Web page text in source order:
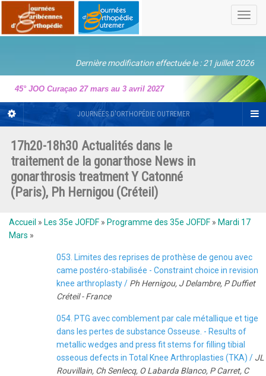
Dernière modification effectuée le : 21 juillet 2026
45° JOO Curaçao 27 mars au 3 avril 2027
JOURNÉES D'ORTHOPÉDIE OUTREMER
17h20-18h30 Actualités dans le
traitement de la gonarthose News in
gonarthrosis treatment Y Catonné
(Paris), Ph Hernigou (Créteil)
Accueil » Les 35e JOFDF » Programme des 35e JOFDF » Mardi 17
Mars »
053. Limites des reprises de prothèse de genou avec
came postéro-stabilisée - Constraint choice in revision
knee arthroplasty / Ph Hernigou, J Delambre, P Duffiet
Créteil - France
054. PTG avec comblement par cale métallique et tige
dans les pertes de substance Osseuse. - Results of
metallic wedges and press fit stems for filling tibial
osseous defects in Total Knee Arthroplasties (TKA) / JL
Rouvillain, Ch Senlecq, O Labarda Blanco, P Carret, C